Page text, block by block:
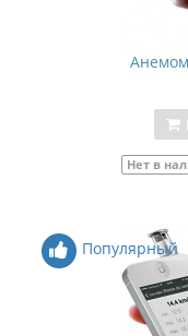
Нет в
Популярный